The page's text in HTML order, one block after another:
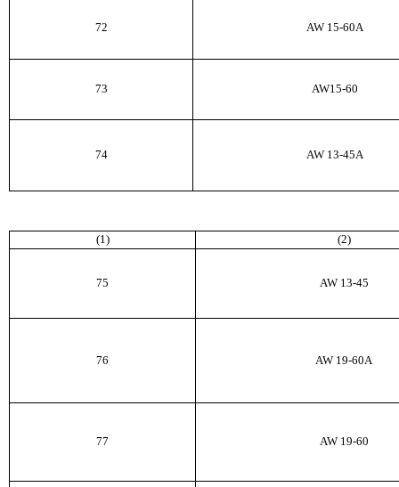
72 AW 15-60А
73 AW15-60
74 AW13-45A
(1) (2)
75 AW 13-45
76 AW 19-60A
77 AW 19-60